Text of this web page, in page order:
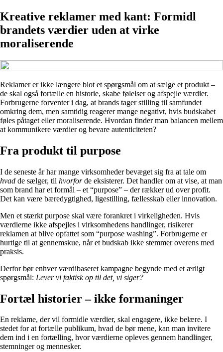
Kreative reklamer med kant: Formidl
brandets værdier uden at virke
moraliserende
Reklamer er ikke længere blot et spørgsmål om at sælge et produkt –
de skal også fortælle en historie, skabe følelser og afspejle værdier.
Forbrugerne forventer i dag, at brands tager stilling til samfundet
omkring dem, men samtidig reagerer mange negativt, hvis budskabet
føles påtaget eller moraliserende. Hvordan finder man balancen mellem
at kommunikere værdier og bevare autenticiteten?
Fra produkt til purpose
I de seneste år har mange virksomheder bevæget sig fra at tale om
hvad de sælger, til hvorforde eksisterer. Det handler om at vise, at man
som brand har et formål – et “purpose” – der rækker ud over profit.
Det kan være bæredygtighed, ligestilling, fællesskab eller innovation.
Men et stærkt purpose skal være forankret i virkeligheden. Hvis
værdierne ikke afspejles i virksomhedens handlinger, risikerer
reklamen at blive opfattet som “purpose washing”. Forbrugerne er
hurtige til at gennemskue, når et budskab ikke stemmer overens med
praksis.
Derfor bør enhver værdibaseret kampagne begynde med et ærligt
spørgsmål: Lever vi faktisk op til det, vi siger?
Fortæl historier – ikke formaninger
En reklame, der vil formidle værdier, skal engagere, ikke belære. I
stedet for at fortælle publikum, hvad de bør mene, kan man invitere
dem ind i en fortælling, hvor værdierne opleves gennem handlinger,
stemninger og mennesker.